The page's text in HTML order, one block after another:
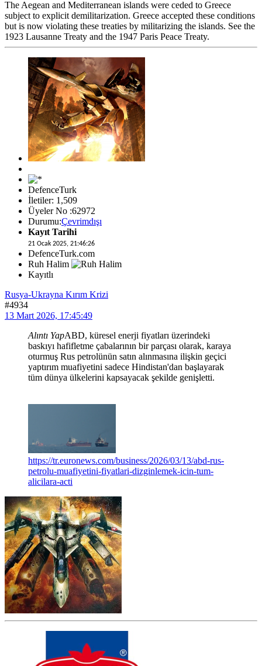
The Aegean and Mediterranean islands were ceded to Greece
subject to explicit demilitarization. Greece accepted these conditions
but is now violating these treaties by militarizing the islands. See the
1923 Lausanne Treaty and the 1947 Paris Peace Treaty.
DefenceTurk
İletiler: 1,509
Üyeler No :62972
Durumu:Çevrimdışı
Kayıt Tarihi
21 Ocak 2025, 21:46:26
DefenceTurk.com
Ruh Halim
Kayıtlı
Rusya-Ukrayna Kırım Krizi
#4934
13 Mart 2026, 17:45:49
Alıntı YapABD, küresel enerji fiyatları üzerindeki
baskıyı hafifletme çabalarının bir parçası olarak, karaya
oturmuş Rus petrolünün satın alınmasına ilişkin geçici
yaptırım muafiyetini sadece Hindistan'dan başlayarak
tüm dünya ülkelerini kapsayacak şekilde genişletti.
https://tr.euronews.com/business/2026/03/13/abd-rus-
petrolu-muafiyetini-fiyatlari-dizginlemek-icin-tum-
alicilara-acti